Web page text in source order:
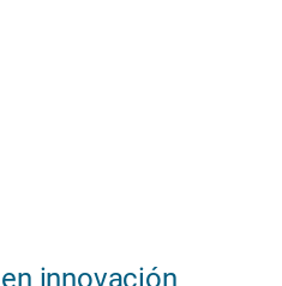
innovación